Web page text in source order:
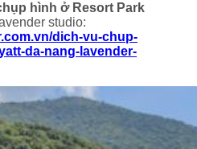
hình ở Resort Park
studio:
dich-vu-chup-
da-nang-lavender-